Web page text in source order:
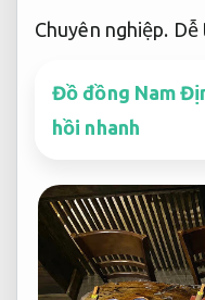
Chuyên nghiệp. Dễ
Đồ đồng Nam
hồi nhanh